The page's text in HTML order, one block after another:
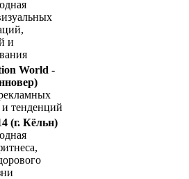
и
World -
тенденций
(г. Кёльн)